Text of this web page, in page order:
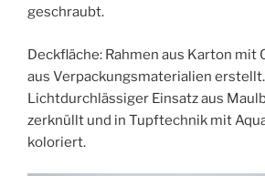
geschraubt.
Deckfläche: Rahmen aus Karton mit
aus Verpackungsmaterialien erstellt.
Lichtdurchlässiger Einsatz aus
zerknüllt und in Tupftechnik mit
koloriert.